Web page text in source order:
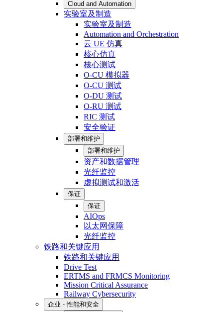
Cloud and Automation
实验室及制造
实验室及制造
Automation and Orchestration
云 UE 仿真
核心仿真
核心测试
O-CU 模拟器
O-CU 测试
O-DU 测试
O-RU 测试
RIC 测试
安全验证
部署和维护
部署和维护
资产和数据管理
光纤监控
虚拟测试和激活
保证
保证
AIOps
以太网保障
光纤监控
铁路和关键应用
铁路和关键应用
Drive Test
ERTMS and FRMCS Monitoring
Mission Critical Assurance
Railway Cybersecurity
企业 - 性能和安全